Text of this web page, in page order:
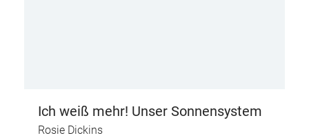
Ich weiß mehr! Unser Sonnensystem
Rosie Dickins